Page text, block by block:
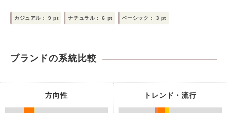
カジュアル：9pt ナチュラル：6 pt ベーシック： 3 pt
ブランドの系統比較
方向性 トレンド・流行